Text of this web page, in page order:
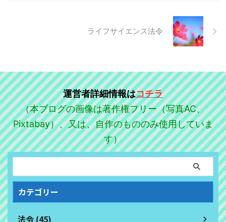
ライフサイエンス法令
運営者詳細情報はコチラ
（本ブログの画像は著作権フリー（写真AC、
Pixtabay）、又は、自作のもののみ使用していま
す）
カテゴリー
法令 (45)